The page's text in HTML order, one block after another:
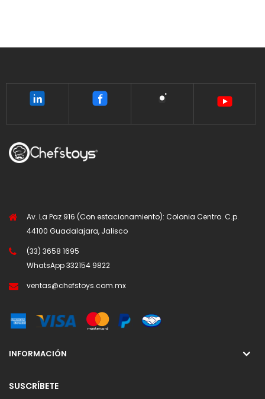
Av. La Paz 916 (Con estacionamiento): Colonia Centro. C.p.
44100 Guadalajara, Jalisco
(33) 3658 1695
WhatsApp332154 9822
ventas@chefstoys.com.mx
INFORMACIÓN
SUSCRÍBETE